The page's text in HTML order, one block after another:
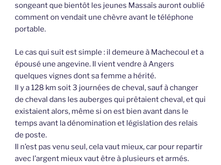
songeant que bientôt les jeunes Massaïs auront oublié
comment on vendait une chèvre avant le téléphone
portable.
Le cas qui suit est simple : il demeure à Machecoul et a
épousé une angevine. Il vient vendre à Angers
quelques vignes dont sa femme a hérité.
Il y a 128 km soit 3 journées de cheval, sauf à changer
de cheval dans les auberges qui prêtaient cheval, et qui
existaient alors, même si on est bien avant dans le
temps avant la dénomination et législation des relais
de poste.
Il n’est pas venu seul, cela vaut mieux, car pour repartir
avec l’argent mieux vaut être à plusieurs et armés.